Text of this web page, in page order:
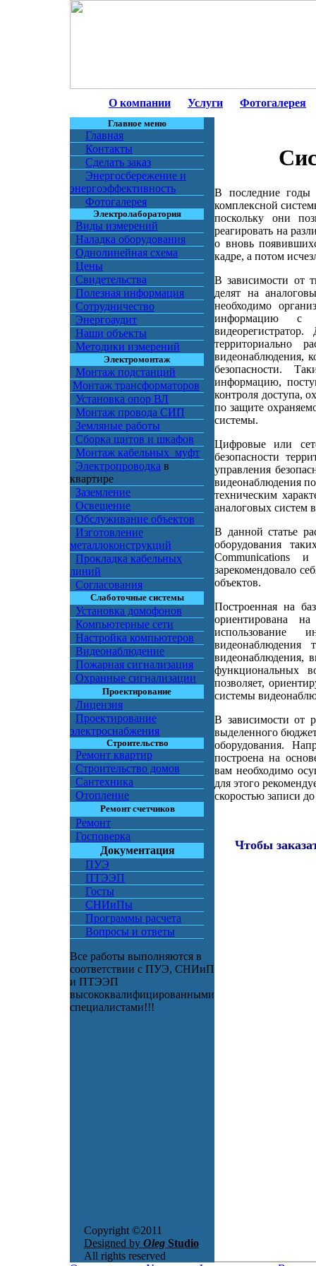
О компании Услуги Фотогалерея
В последние годы
комплексной
поскольку они
реагировать на
о вновь
кадре, а потом
В зависимости от
делят на
необходимо
информацию с
территориально
видеонаблюдения,
безопасности.
информацию,
контроля доступа,
по защите
системы.
Цифровые или
безопасности
управления
видеонаблюдения
техническим
аналоговых систем
В данной статье
оборудования
Communications
зарекомендовало
объектов.
Построенная на
ориентирована
использование
видеонаблюдения
видеонаблюдения,
функциональных
позволяет,
системы
В зависимости от
выделенного
оборудования.
построена на
вам необходимо
для этого
скоростью записи
Чтобы
Главное меню
Главная
Контакты
Сделать заказ
Энергосбережение и
энергоэффективность
Фотогалерея
Электролаборатория
Виды измерений
Наладка оборудования
Однолинейная схема
Цены
Свидетельства
Полезная информация
Сотрудничество
Энергоаудит
Наши объекты
Методики измерений
Электромонтаж
Монтаж подстанций
Монтаж трансформаторов
Установка опор ВЛ
Монтаж провода СИП
Земляные работы
Сборка щитов и шкафов
Монтаж кабельных муфт
Электропроводка в
квартире
Заземление
Освещение
Обслуживание объектов
Изготовление
металлоконструкций
Прокладка кабельных
линий
Согласования
Слаботочные системы
Установка домофонов
Компьютерные сети
Настройка компьютеров
Видеонаблюдение
Пожарная сигнализация
Охранные сигнализации
Проектирование
Лицензия
Проектирование
электроснабжения
Строительство
Ремонт квартир
Строительство домов
Сантехника
Отопление
Ремонт счетчиков
Ремонт
Госповерка
Документация
ПУЭ
ПТЭЭП
Госты
СНИиПы
Программы расчета
Вопросы и ответы
Все работы выполняются в
соответствии с ПУЭ, СНИиП
и ПТЭЭП
высококвалифицированными
специалистами!!!
Copyright ©2011
Designed by Oleg Studio
All rights reserved